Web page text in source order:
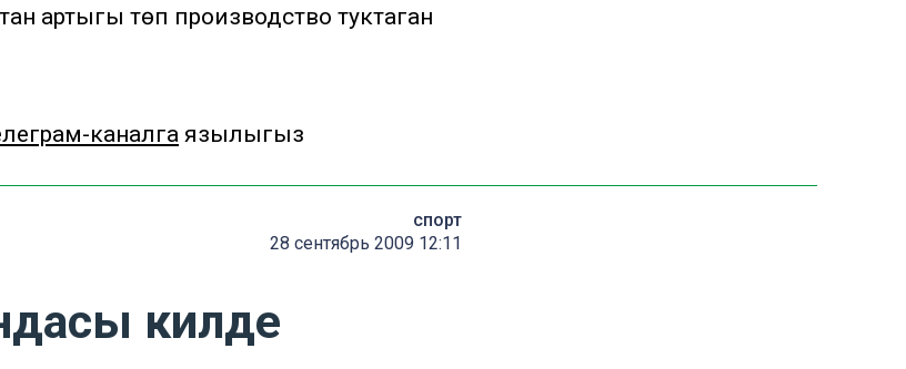
артыгы төп производство туктаган
каналга язылыгыз
спорт
28 сентябрь 2009 12:11
килде